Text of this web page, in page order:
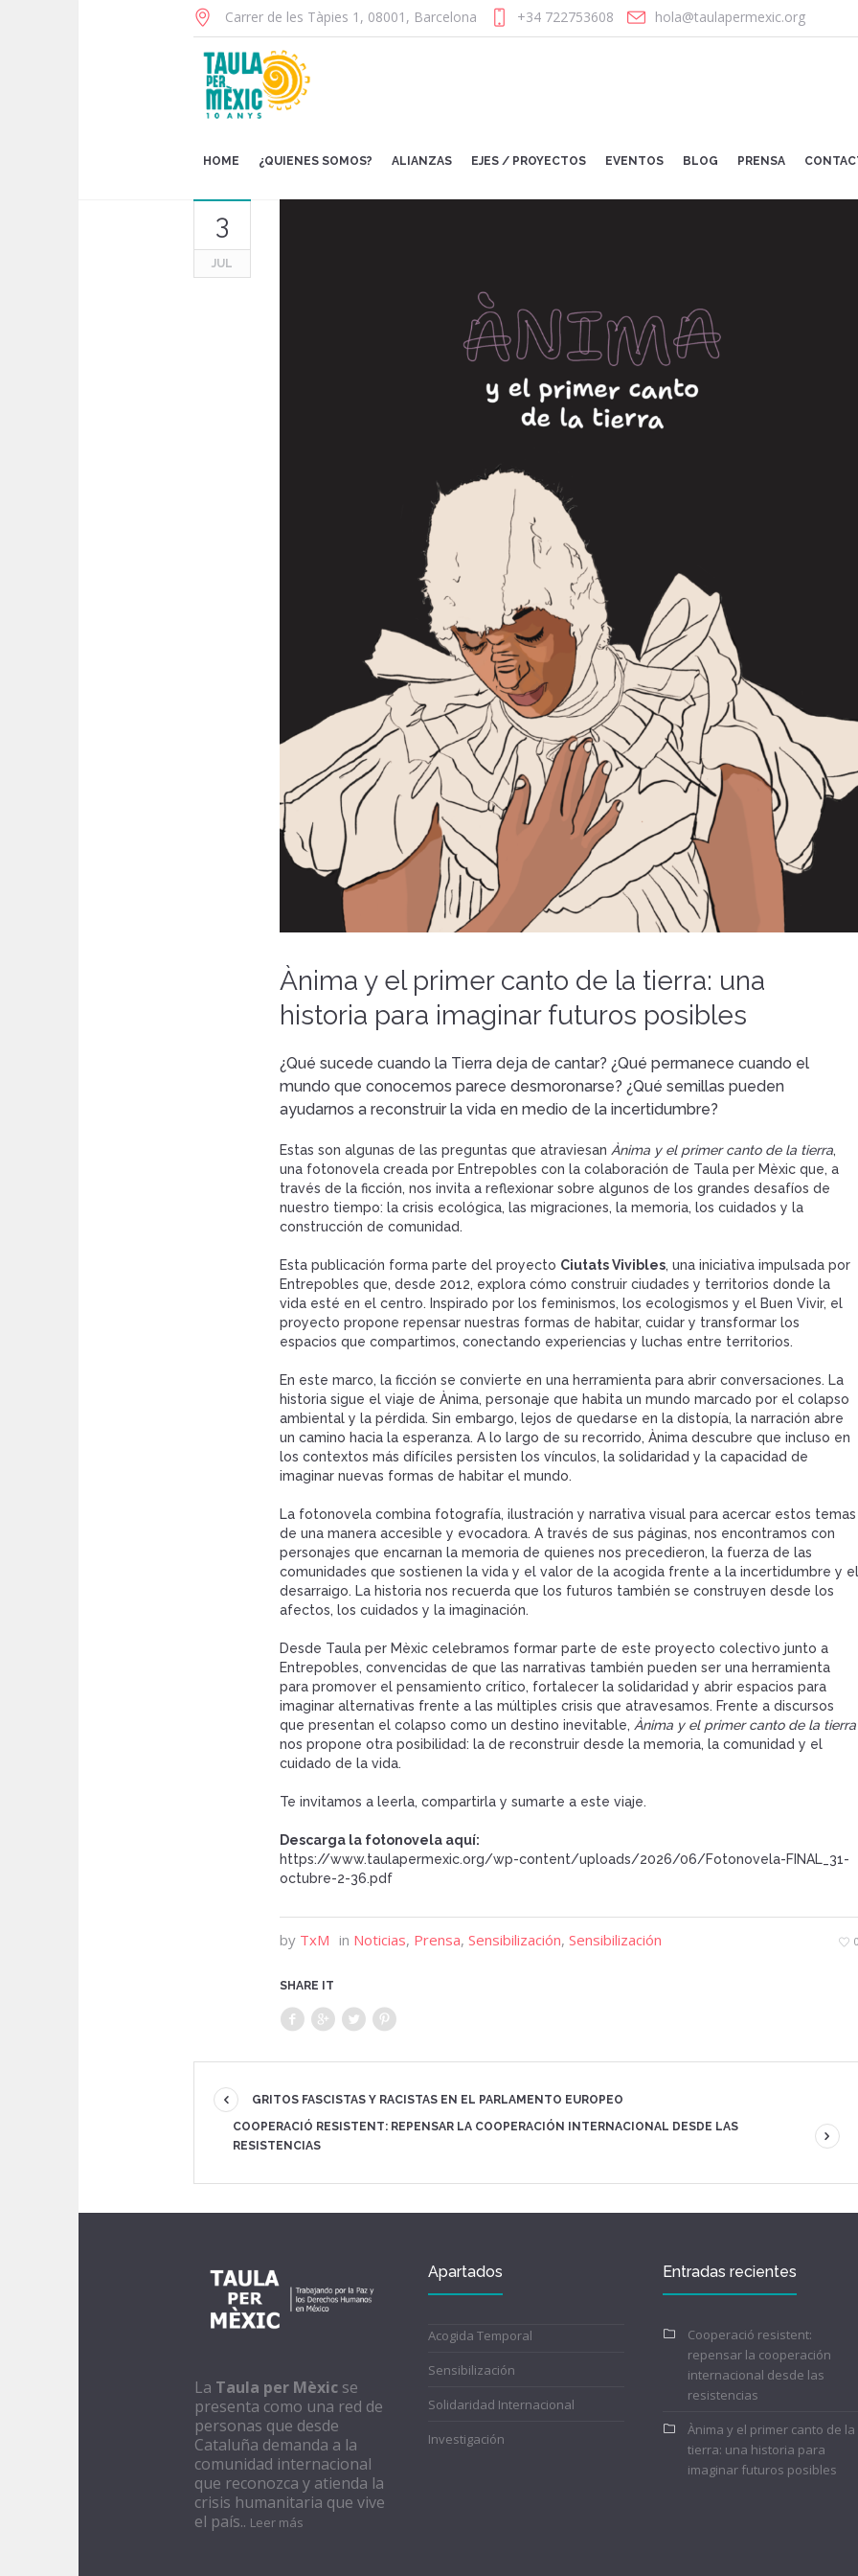
Carrer de les Tàpies 1 , 08001 , Barcelona +34 722753608 hola@taulapermexic.org
HOME ¿QUIENES SOMOS? ALIANZAS EJES / PROYECTOS EVENTOS BLOG PRENSA
3
JUL
Ànima y el primer canto de la tierra: una
historia para imaginar futuros posibles
¿Qué sucede cuando la Tierra deja de cantar? ¿Qué permanece cuando el
mundo que conocemos parece desmoronarse? ¿Qué semillas pueden
ayudarnos a reconstruir la vida en medio de la incertidumbre?
Estas son algunas de las preguntas que atraviesan Ànima y el primer canto de la tierra,
una fotonovela creada por Entrepobles con la colaboración de Taula per Mèxic que, a
través de la ficción, nos invita a reflexionar sobre algunos de los grandes desafíos de
nuestro tiempo: la crisis ecológica, las migraciones, la memoria, los cuidados y la
construcción de comunidad.
Esta publicación forma parte del proyecto Ciutats Vivibles, una iniciativa impulsada por
Entrepobles que, desde 2012, explora cómo construir ciudades y territorios donde la
vida esté en el centro. Inspirado por los feminismos, los ecologismos y el Buen Vivir, el
proyecto propone repensar nuestras formas de habitar, cuidar y transformar los
espacios que compartimos, conectando experiencias y luchas entre territorios.
En este marco, la ficción se convierte en una herramienta para abrir conversaciones. La
historia sigue el viaje de Ànima, personaje que habita un mundo marcado por el colapso
ambiental y la pérdida. Sin embargo, lejos de quedarse en la distopía, la narración abre
un camino hacia la esperanza. A lo largo de su recorrido, Ànima descubre que incluso en
los contextos más difíciles persisten los vínculos, la solidaridad y la capacidad de
imaginar nuevas formas de habitar el mundo.
La fotonovela combina fotografía, ilustración y narrativa visual para acercar estos temas
de una manera accesible y evocadora. A través de sus páginas, nos encontramos con
personajes que encarnan la memoria de quienes nos precedieron, la fuerza de las
comunidades que sostienen la vida y el valor de la acogida frente a la incertidumbre y el
desarraigo. La historia nos recuerda que los futuros también se construyen desde los
afectos, los cuidados y la imaginación.
Desde Taula per Mèxic celebramos formar parte de este proyecto colectivo junto a
Entrepobles, convencidas de que las narrativas también pueden ser una herramienta
para promover el pensamiento crítico, fortalecer la solidaridad y abrir espacios para
imaginar alternativas frente a las múltiples crisis que atravesamos. Frente a discursos
que presentan el colapso como un destino inevitable, Ànima y el primer canto de la tierra
nos propone otra posibilidad: la de reconstruir desde la memoria, la comunidad y el
cuidado de la vida.
Te invitamos a leerla, compartirla y sumarte a este viaje.
Descarga la fotonovela aquí:
https://www.taulapermexic.org/wp-content/uploads/2026/06/Fotonovela-FINAL_31-
octubre-2-36.pdf
by TxM in Noticias, Prensa, Sensibilización, Sensibilización
SHARE IT
GRITOS FASCISTAS Y RACISTAS EN EL PARLAMENTO EUROPEO
COOPERACIÓ RESISTENT: REPENSAR LA COOPERACIÓN INTERNACIONAL DESDE LAS
RESISTENCIAS
La Taula per Mèxicse
presenta como una red de
personas que desde
Cataluña demanda a la
comunidad internacional
que reconozca y atienda la
crisis humanitaria que vive
el país.. Leer más
Apartados
Acogida Temporal
Sensibilización
Solidaridad Internacional
Investigación
Entradas recientes
Cooperació resistent:
repensar la cooperación
internacional desde las
resistencias
Ànima y el primer canto de la
tierra: una historia para
imaginar futuros posibles